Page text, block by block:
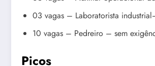
03 vagas – Laboratorista
10 vagas – Pedreiro – sem
Picos